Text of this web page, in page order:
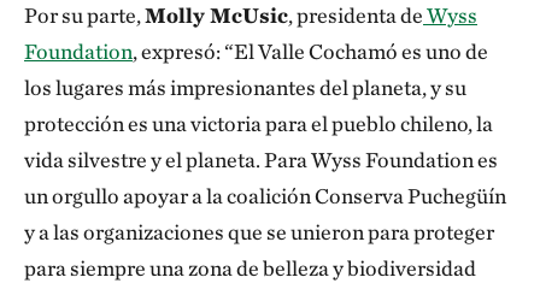
Por su parte,Molly McUsic, presidenta deWyss
Foundation, expresó: “El Valle Cochamó es uno de
los lugares más impresionantes del planeta, y su
protección es una victoria para el pueblo chileno, la
vida silvestre y el planeta. Para Wyss Foundation es
un orgullo apoyar a la coalición Conserva Puchegüín
y a las organizaciones que se unieron para proteger
para siempre una zona de belleza y biodiversidad